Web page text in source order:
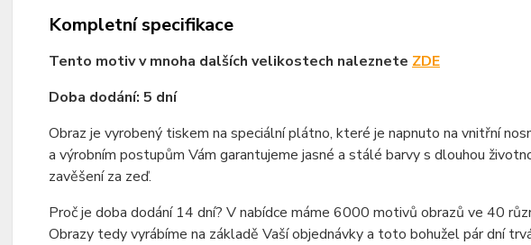
Kompletní specifikace
Tento motiv v mnoha dalších velikostech naleznete ZDE
Doba dodání: 5 dní
Obraz je vyrobený tiskem na speciální plátno, které je napnuto na vnitřní
a výrobním postupům Vám garantujeme jasné a stálé barvy s dlouhou
zavěšení za zeď.
Proč je doba dodání 14 dní? V nabídce máme 6000 motivů obrazů ve 40
Obrazy tedy vyrábíme na základě Vaší objednávky a toto bohužel pár dní